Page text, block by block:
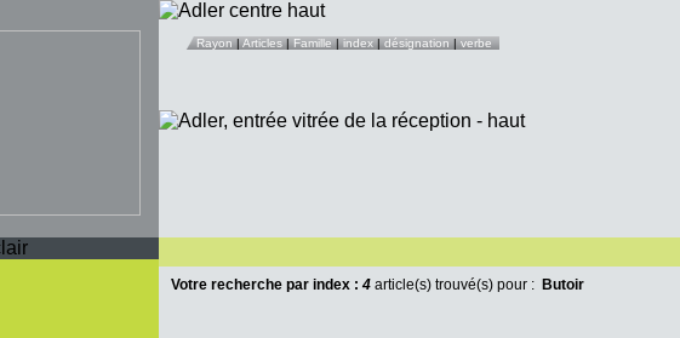
Rayon|Articles|Famille|index|désignation|verbe
Votre recherche par index : 4 article(s) trouvé(s) pour : Butoir